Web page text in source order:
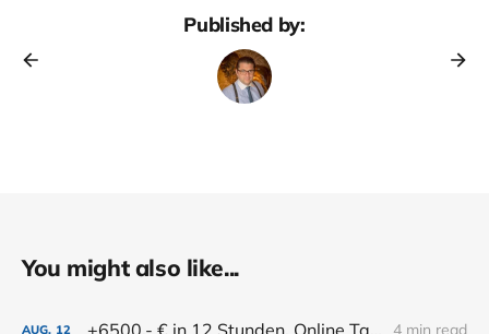
Published by:
You might also like...
AUG. 12 4 min read